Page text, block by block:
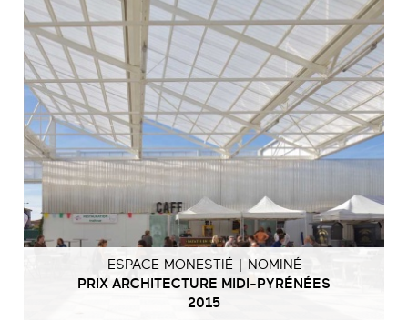
ESPACE MONESTIÉ | NOMINÉ
PRIX ARCHITECTURE MIDI-PYRÉNÉES
2015